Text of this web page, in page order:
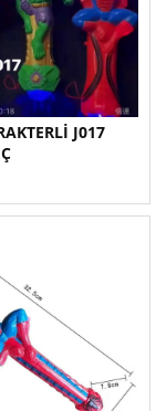
J017